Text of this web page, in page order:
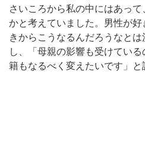
さいころから私の中にはあっ
かと考えていました。男性が
きからこうなるんだろうなと
し、「母親の影響も受けてい
籍もなるべく変えたいです」と